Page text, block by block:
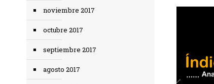
noviembre 2017
octubre 2017
septiembre 2017
agosto 2017